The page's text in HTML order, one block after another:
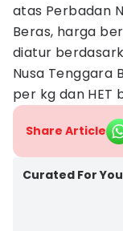
atas Perbadan
Beras, harga
diatur
Nusa Tenggara
per kg dan HET
Share Article
Curated For You